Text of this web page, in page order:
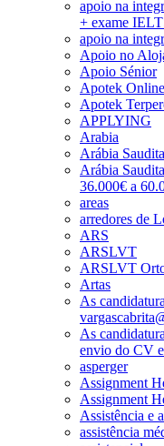
apoio na
+ exame
apoio na
Apoio no
Apoio Sénior
Apotek Online
Apotek
APPLYING
Arabia
Arábia Saudita
Arábia
36.000€ a
areas
arredores de
ARS
ARSLVT
ARSLVT
Artas
As
As
envio do CV
asperger
Assignment
Assignment
Assistência e
assistência